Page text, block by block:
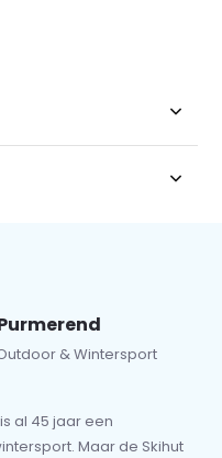
& Wintersport
al 45 jaar een
Maar de Skihut